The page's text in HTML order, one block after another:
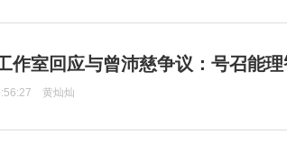
作室回应与曾沛慈争议：号召能
黄灿灿